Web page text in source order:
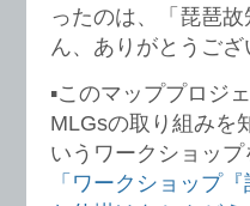
ったのは、「琵琶
ん、ありがとうござ
▪️このマッププロジ
MLGsの取り組みを
いうワークショッ
「ワークショップ